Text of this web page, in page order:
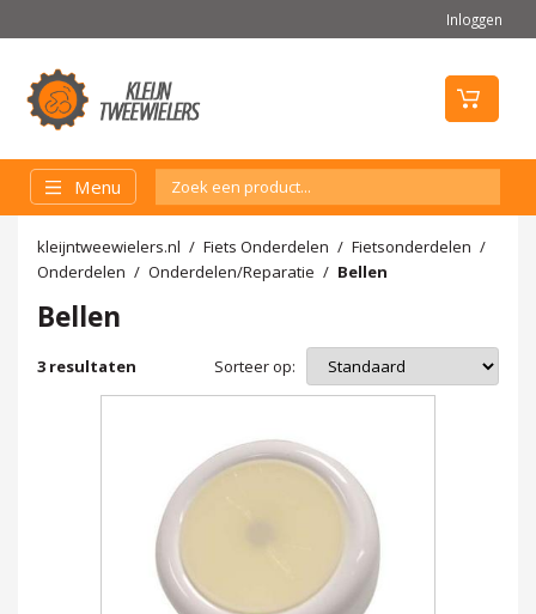
Inloggen
Menu
kleijntweewielers.nl Fiets Onderdelen
Fietsonderdelen
Onderdelen
Onderdelen/Reparatie Bellen
Bellen
3 resultaten Sorteer op: